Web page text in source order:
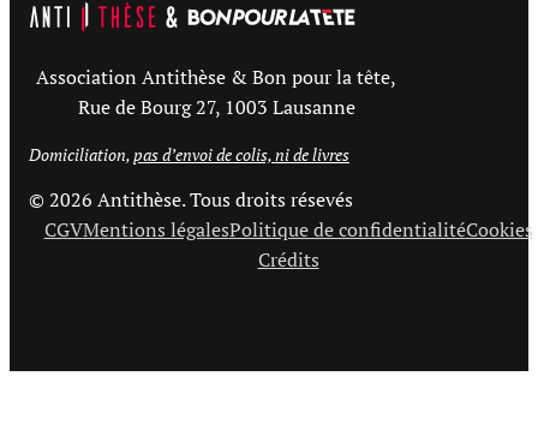
Association Antithèse & Bon pour la tête,
Rue de Bourg 27, 1003 Lausanne
Domiciliation,pas d’envoi de colis, ni de livres
© 2026 Antithèse. Tous droits résevés
CGVMentions légalesPolitique de confidentialitéCookies
Crédits